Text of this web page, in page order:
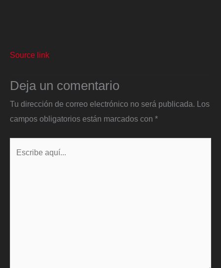
Source link
Deja un comentario
Tu dirección de correo electrónico no será publicada. Los
campos obligatorios están marcados con *